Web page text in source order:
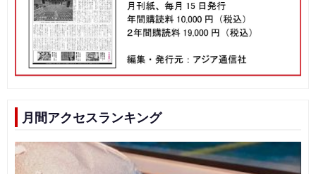
月間アクセスランキング